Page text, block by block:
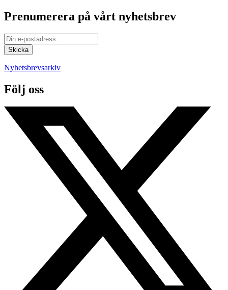
Prenumerera på vårt nyhetsbrev
Nyhetsbrevsarkiv
Följ oss